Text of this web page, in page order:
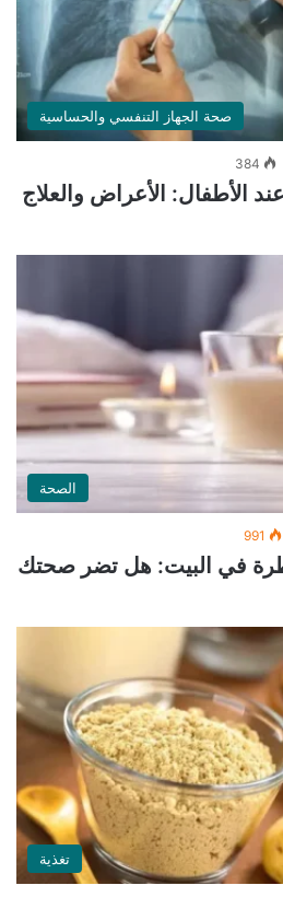
صحة الجهاز التنفسي والحساسية
384
الأطفال: الأعراض والعلاج
الصحة
991
في البيت: هل تضر صحتك
تغذية